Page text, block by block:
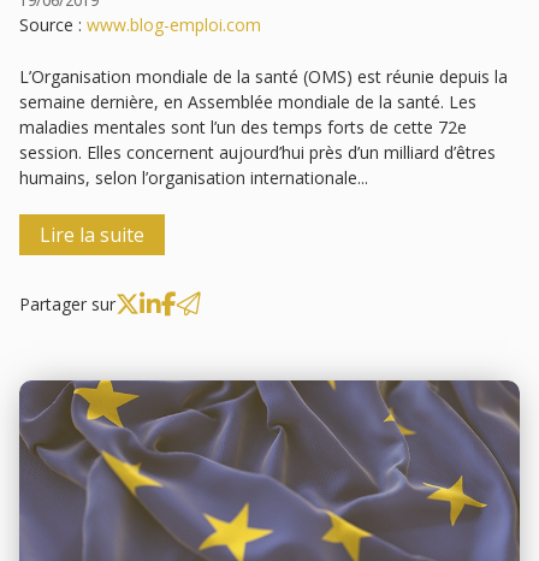
Source : www.blog-emploi.com
L’Organisation mondiale de la santé (OMS) est réunie depuis la
semaine dernière, en Assemblée mondiale de la santé. Les
maladies mentales sont l’un des temps forts de cette 72e
session. Elles concernent aujourd’hui près d’un milliard d’êtres
humains, selon l’organisation internationale...
Lire la suite
Partager sur